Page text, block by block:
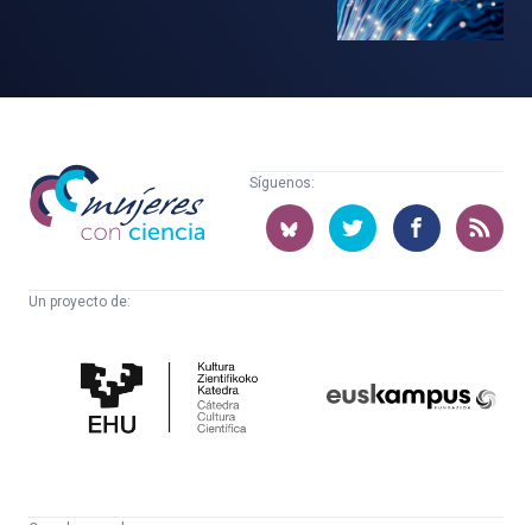
Mujeres
con
ciencia
Síguenos:
Un proyecto de:
Cultura
Científica